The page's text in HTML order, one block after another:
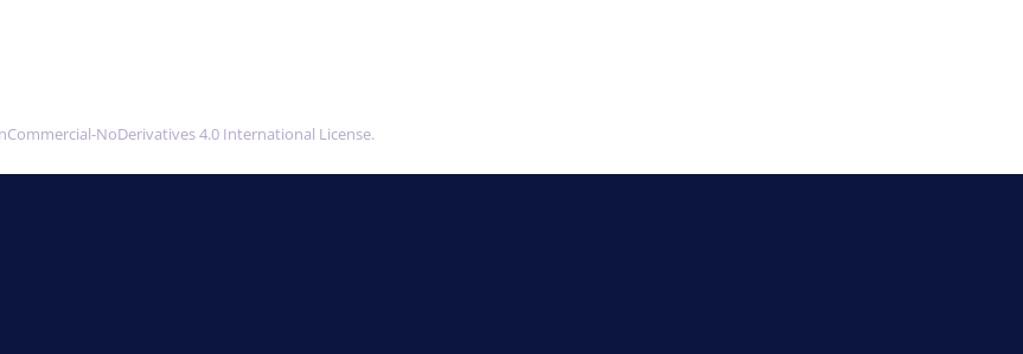
NoDerivatives 4.0 International License.